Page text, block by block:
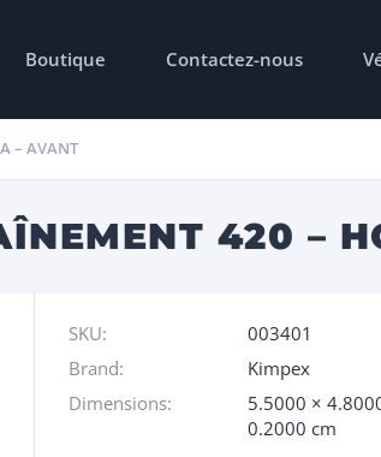
Boutique Contactez-nous
– AVANT
420 –
SKU: 003401
Brand:
Kimpex
Dimensions:
5.5000 ×
0.2000 cm